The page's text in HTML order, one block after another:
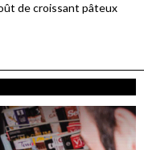
de croissant pâteux